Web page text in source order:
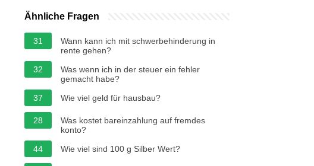
Ähnliche Fragen
31
Wann kann ich mit schwerbehinderung in
rente gehen?
32
Was wenn ich in der steuer ein fehler
gemacht habe?
37
Wie viel geld für hausbau?
28
Was kostet bareinzahlung auf fremdes
konto?
44
Wie viel sind 100 g Silber Wert?